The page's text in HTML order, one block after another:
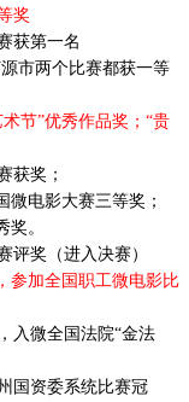
奖
获第一名
市两个比赛都获一等
节”优秀作品奖；“贵
获奖；
微电影大赛三等奖；
奖。
评奖（进入决赛）
参加全国职工微电影比
入微全国法院“金法
国资委系统比赛冠